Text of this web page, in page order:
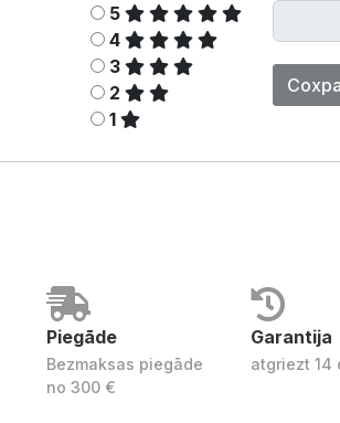
5
4
3
2
1
Piegāde
Bezmaksas piegāde
no 300 €
Garantija
atgriezt 14